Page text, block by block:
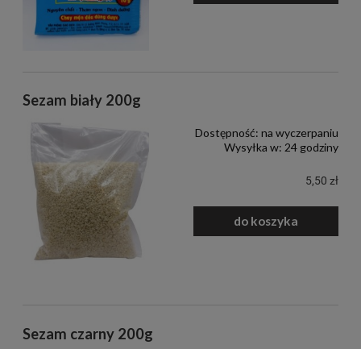
Sezam biały 200g
Dostępność: na wyczerpaniu
Wysyłka w: 24 godziny
5,50 zł
do koszyka
Sezam czarny 200g